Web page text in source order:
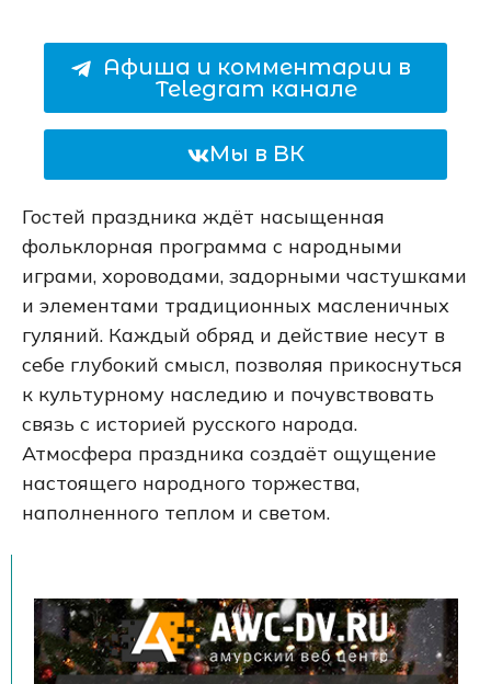
Афиша и комментарии в
Telegram канале
Мы в ВК
Гостей праздника ждёт насыщенная
фольклорная программа с народными
играми, хороводами, задорными частушками
и элементами традиционных масленичных
гуляний. Каждый обряд и действие несут в
себе глубокий смысл, позволяя прикоснуться
к культурному наследию и почувствовать
связь с историей русского народа.
Атмосфера праздника создаёт ощущение
настоящего народного торжества,
наполненного теплом и светом.